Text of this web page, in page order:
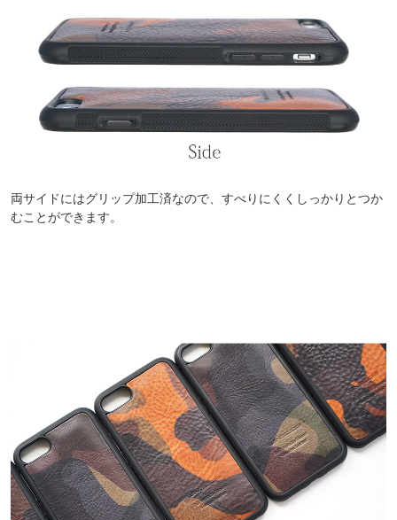
両サイドにはグリップ加工済なので、すべりにくくしっかりとつか
むことができます。